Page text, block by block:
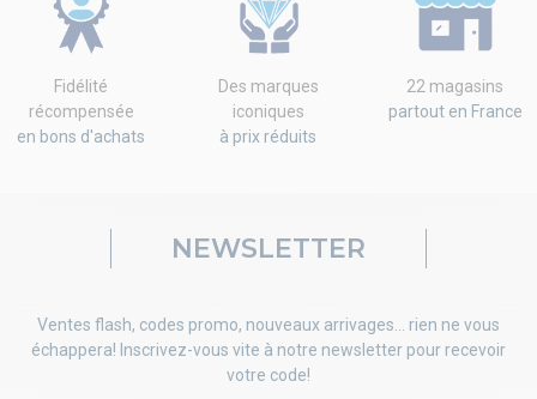
Fidélité
récompensée
en bons d'achats
Des marques
iconiques
à prix réduits
22 magasins
partout en France
NEWSLETTER
Ventes flash, codes promo, nouveaux arrivages... rien ne vous
échappera! Inscrivez-vous vite à notre newsletter pour recevoir
votre code!